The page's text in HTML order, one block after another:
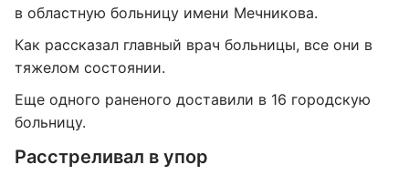
в областную больницу имени Мечникова.
Как рассказал главный врач больницы, все они в
тяжелом состоянии.
Еще одного раненого доставили в 16 городскую
больницу.
Расстреливал в упор